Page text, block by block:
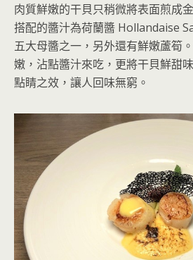
肉質鮮嫩的干貝只稍微將表面煎成
搭配的醬汁為荷蘭醬 Hollandaise
五大母醬之一，另外還有鮮嫩蘆筍
嫩，沾點醬汁來吃，更將干貝鮮甜
點睛之效，讓人回味無窮。